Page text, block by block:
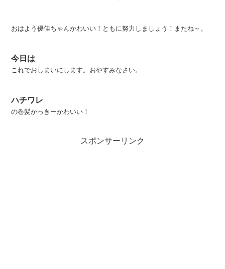
おはよう優佳ちゃんかわいい！ともに努力しましょう！またね～。
今日は
これでおしまいにします。おやすみなさい。
ハチワレ
の巻髪かっきーかわいい！
スポンサーリンク